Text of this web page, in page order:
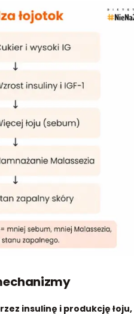
insulinę i produkcję